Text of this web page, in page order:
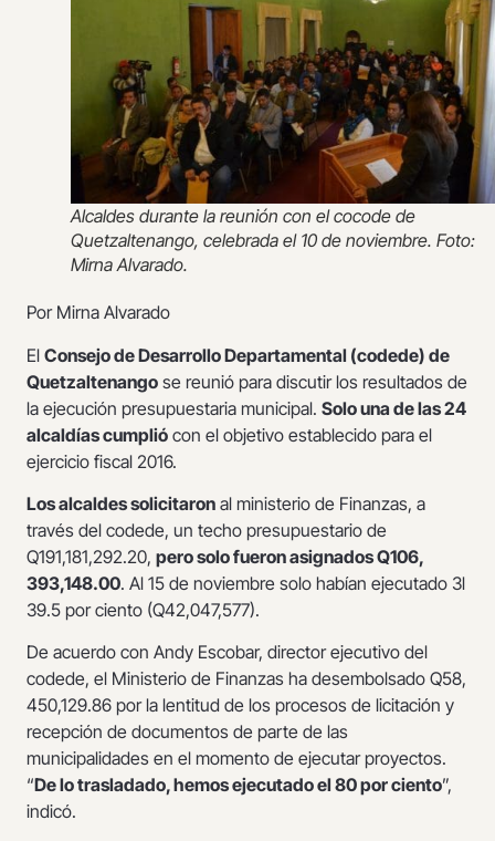
Alcaldes durante la reunión con el cocode de
Quetzaltenango, celebrada el 10 de noviembre. Foto:
Mirna Alvarado.
Por Mirna Alvarado
El Consejo de Desarrollo Departamental (codede) de
Quetzaltenango se reunió para discutir los resultados de
la ejecución presupuestaria municipal. Solo una de las 24
alcaldías cumplió con el objetivo establecido para el
ejercicio fiscal 2016.
Los alcaldes solicitaron al ministerio de Finanzas, a
través del codede, un techo presupuestario de
Q191,181,292.20, pero solo fueron asignados Q106,
393,148.00. Al 15 de noviembre solo habían ejecutado 3l
39.5 por ciento (Q42,047,577).
De acuerdo con Andy Escobar, director ejecutivo del
codede, el Ministerio de Finanzas ha desembolsado Q58,
450,129.86 por la lentitud de los procesos de licitación y
recepción de documentos de parte de las
municipalidades en el momento de ejecutar proyectos.
“De lo trasladado, hemos ejecutado el 80 por ciento”,
indicó.